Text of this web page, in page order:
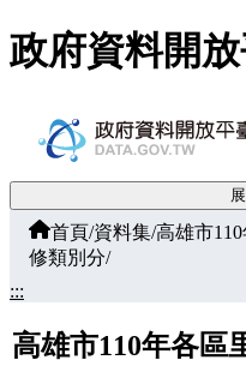
跳至主要內容
政府資料開
首頁/資料集/高雄市
修類別分/
:::
高雄市110年各區